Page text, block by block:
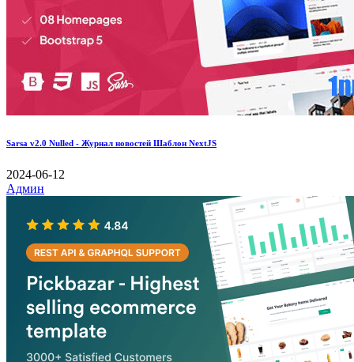
Sarsa v2.0 Nulled - Журнал новостей Шаблон NextJS
2024-06-12
Админ